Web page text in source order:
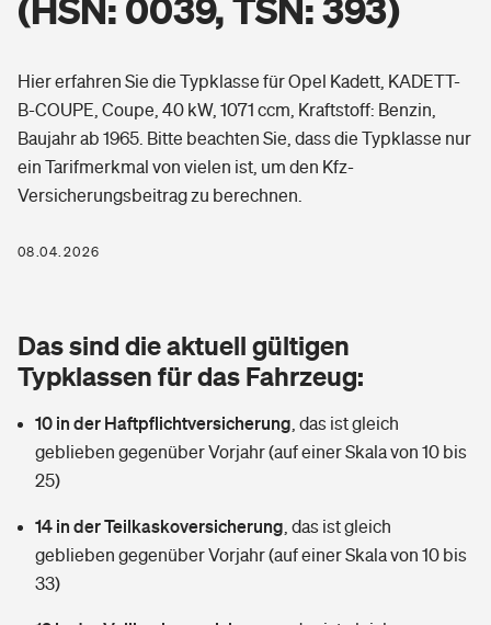
Erwerbsunfähigkeitsversicherung
Grundfähigkeitsversicherung
Arbeitsrechtsschutz
Berufshaftpflichtversicherung
Zur Übersicht
Tools
Wer versichert was: Jetzt Versicherer finden
Sie haben Fragen?
Hausratversicherung
Glasversicherung
Mietkautionsversicherung
Restkreditversicherung
Zur Übersicht
Freizeit
Pri­vate Haft­pflicht­
Kinderunfall­ver­si­che­rung
Kinderinvalidität
Hundehalter-Haftpflicht
Gesundheit
Private Krankenversicherung
Dread-Disease-Versicherung
Tierkrankenversicherung
Zur Übersicht
Tools
(HSN: 0039, TSN: 393)
Hier erfahren Sie die Typklasse für Opel Kadett, KADETT-
B-COUPE, Coupe, 40 kW, 1071 ccm, Kraftstoff: Benzin,
Baujahr ab 1965. Bitte beachten Sie, dass die Typklasse nur
ein Tarifmerkmal von vielen ist, um den Kfz-
Versicherungsbeitrag zu berechnen.
08.04.2026
Das sind die aktuell gültigen
Typklassen für das Fahrzeug:
10 in der Haftpflichtversicherung das ist gleich
geblieben gegenüber Vorjahr (auf einer Skala von 10 bis
25)
14 in der Teilkaskoversicherung das ist gleich
geblieben gegenüber Vorjahr (auf einer Skala von 10 bis
33)